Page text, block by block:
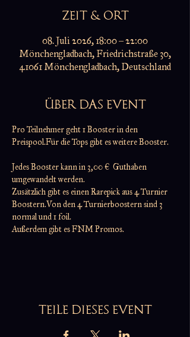
ZEIT & ORT
08. Juli 2026, 18:00 – 22:00
Mönchengladbach, Friedrichstraße 30,
41061 Mönchengladbach, Deutschland
ÜBER DAS EVENT
Pro Teilnehmer geht 1 Booster in den
Preispool.Für die Tops gibt es weitere Booster.
Jedes Booster kann in 3,00 €  Guthaben
umgewandelt werden.
Zusätzlich gibt es einen Rarepick aus 4 Turnier
Boostern.Von den 4 Turnierboostern sind 3
normal und 1 foil.
Außerdem gibt es FNM Promos.
TEILE DIESES EVENT